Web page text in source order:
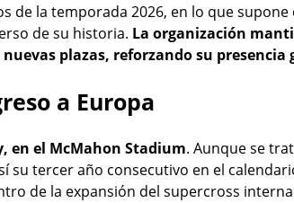
de la temporada 2026, en lo que supone
de su historia. La organización
plazas, reforzando su presencia
a Europa
en el McMahon Stadium. Aunque se
su tercer año consecutivo en el
de la expansión del supercross